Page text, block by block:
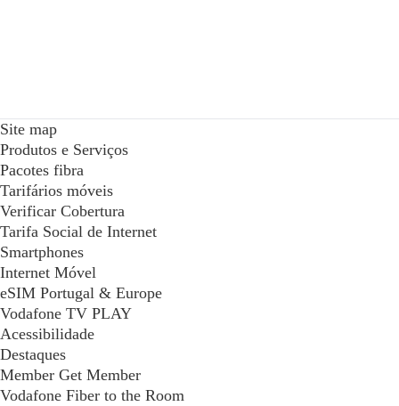
Site map
Produtos e Serviços
Pacotes fibra
Tarifários móveis
Verificar Cobertura
Tarifa Social de Internet
Smartphones
Internet Móvel
eSIM Portugal & Europe
Vodafone TV PLAY
Acessibilidade
Destaques
Member Get Member
Vodafone Fiber to the Room